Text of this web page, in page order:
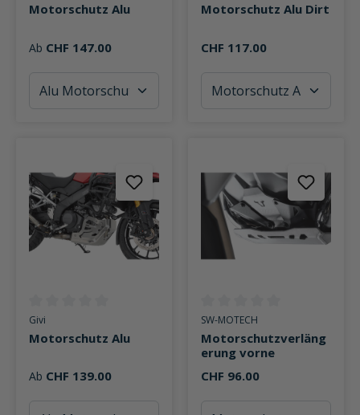
Motorschutz Alu
Ab CHF 147.00
Motorschutz Alu Dirt
CHF 117.00
Durchschnittliche Bewertung von 0 von 5 Sternen
Givi
Motorschutz Alu
Ab CHF 139.00
Durchschnittliche Bewertung
SW-MOTECH
Motorschutzverläng
erung vorne
CHF 96.00